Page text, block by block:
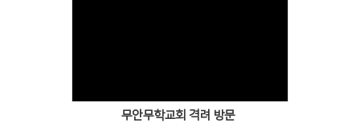
무안무학교회 격려 방문